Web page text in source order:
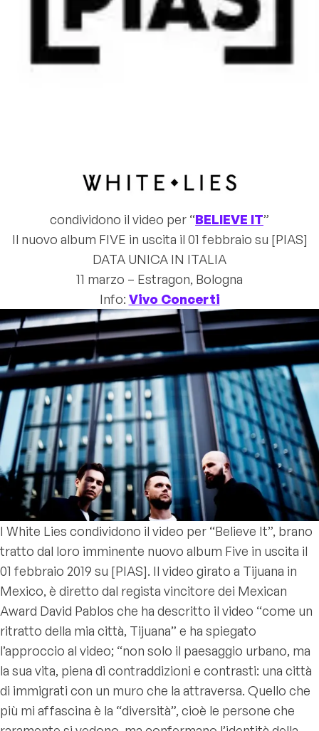
condividono il video per “BELIEVE IT”
Il nuovo album FIVE in uscita il 01 febbraio su [PIAS]
DATA UNICA IN ITALIA
11 marzo – Estragon, Bologna
Info: Vivo Concerti
I White Lies condividono il video per “Believe It”, brano
tratto dal loro imminente nuovo album Five in uscita il
01 febbraio 2019 su [PIAS]. Il video girato a Tijuana in
Mexico, è diretto dal regista vincitore dei Mexican
Award David Pablos che ha descritto il video “come un
ritratto della mia città, Tijuana” e ha spiegato
l’approccio al video; “non solo il paesaggio urbano, ma
la sua vita, piena di contraddizioni e contrasti: una città
di immigrati con un muro che la attraversa. Quello che
più mi affascina è la “diversità”, cioè le persone che